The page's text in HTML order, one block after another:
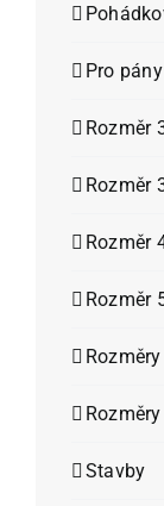
Pro pány
Rozměr
Rozměr
Rozměr
Rozměr
Stavby